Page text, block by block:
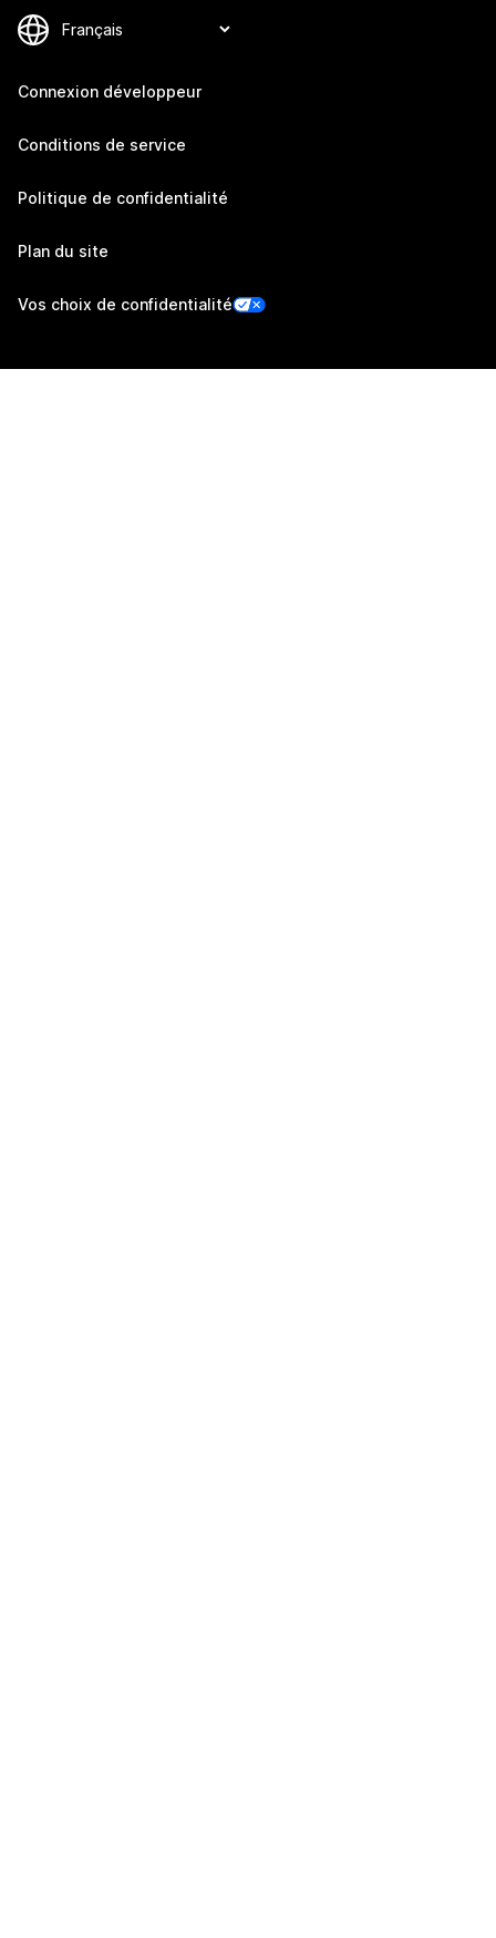
Connexion développeur
Conditions de service
Politique de confidentialité
Plan du site
Vos choix de confidentialité